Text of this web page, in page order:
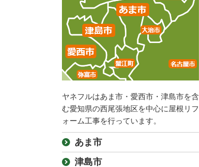
ヤネフルはあま市・愛西市・津島市を含
む愛知県の西尾張地区を中心に屋根リフ
ォーム工事を行っています。
あま市
津島市